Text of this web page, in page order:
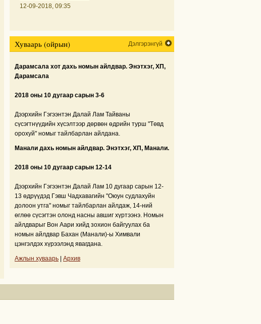
12-09-2018, 09:35
Хуваарь (ойрын) Дэлгэрэнгүй
Дарамсала хот дахь номын айлдвар. Энэтхэг, ХП,
Дарамсала
2018 оны 10 дугаар сарын 3-6
Дээрхийн Гэгээнтэн Далай Лам Тайваны
сүсэгтнүүдийн хүсэлтээр дөрвөн өдрийн турш "Төвд
орохуй" номыг тайлбарлан айлдана.
Манали дахь номын айлдвар. Энэтхэг, ХП, Манали.
2018 оны 10 дугаар сарын 12-14
Дээрхийн Гэгээнтэн Далай Лам 10 дугаар сарын 12-
13 өдрүүдэд Гэвш Чадхавагийн "Оюун судлахуйн
долоон утга" номыг тайлбарлан айлдаж, 14-ний
өглөө сүсэгтэн олонд насны авшиг хүртээнэ. Номын
айлдварыг Вон Аари хийд зохион байгуулах ба
номын айлдвар Бахан (Манали)-ы Химвали
цэнгэлдэх хүрээлэнд явагдана.
Ажлын хуваарь Архив